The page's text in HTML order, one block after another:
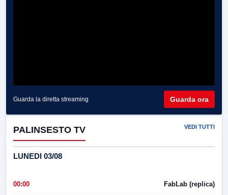
Guarda la diretta streaming Guarda ora
PALINSESTO TV VEDI TUTTI
LUNEDI 03/08
00:00 FabLab (replica)